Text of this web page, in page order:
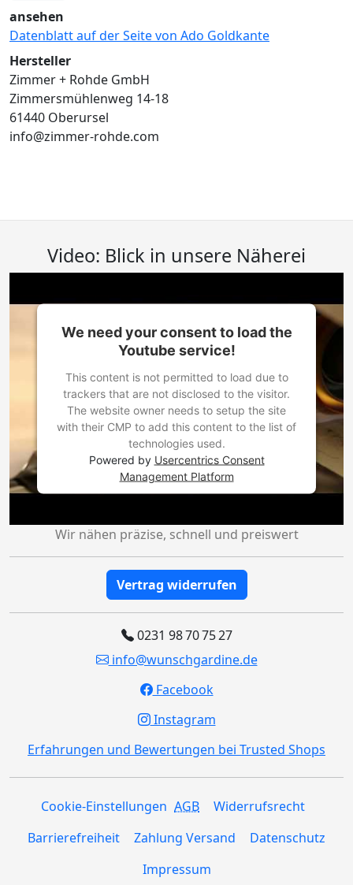
ansehen
Datenblatt auf der Seite von Ado Goldkante
Hersteller
Zimmer + Rohde GmbH
Zimmersmühlenweg 14-18
61440 Oberursel
info@zimmer-rohde.com
Video: Blick in unsere Näherei
We need your consent to load the
Youtube service!
This content is not permitted to load due to
trackers that are not disclosed to the visitor.
The website owner needs to setup the site
with their CMP to add this content to the list of
technologies used.
Powered by Usercentrics Consent
Management Platform
Wir nähen präzise, schnell und preiswert
Vertrag widerrufen
0231 98 70 75 27
info@wunschgardine.de
Facebook
Instagram
Erfahrungen und Bewertungen bei Trusted Shops
Cookie-Einstellungen AGB
Widerrufsrecht
Barrierefreiheit
Zahlung Versand
Datenschutz
Impressum